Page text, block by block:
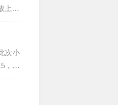
上全
次小
，值